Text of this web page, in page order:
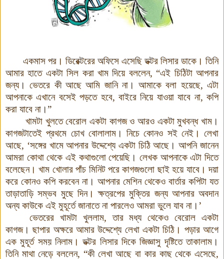
একমাস পর । ডিরেক্টরের অফিসে এসেছি ডক্টর লিসার ডাকে । তিনি
আমার হাতে একটা সিল করা খাম দিয়ে বললেন, “এই চিঠিটা আপনার
জন্য। ভেতরে কী আছে আমি জানি না।আমাকে বলা হয়েছে, এটা
আপনাকে এখানে বসেই পড়তে হবে, বাইরে নিয়ে যাওয়া যাবে না, কপি
করা যাবে না ।”
খামটা খুলতে বেরোল একটা কাগজ ও আরও একটা মুখবন্ধ খাম।
কাগজটাতেই প্রথমে চোখ বোলালাম। নিচে কোনও সই নেই। লেখা
আছে, ‘সঙ্গের খামে আপনার উদ্দেশ্যে একটা চিঠি আছে। আপনি জানেন
আমরা কোথা থেকে এই কথাগুলো পেয়েছি। লেখক আপনাকে এটা দিতে
বলেছেন। খাম খোলার পাঁচ মিনিট পরে কাগজগুলো ছাই হয়ে যাবে। দয়া
করে কোনও কপি করবেন না। আপনার মেশিন থেকেও বার্তার কপিটা যত
তাড়াতাড়ি সম্ভব মুছে দিন। ক্ষত্রপের মুক্তির জন্য আপনার অবদান
অন্য কাউকে এই মুহূর্তে জানাতে না পারলেও আমরা ভুলে যাব না।’
ভেতরের খামটা খুললাম, তার মধ্য থেকেও বেরোল একটা
কাগজ।ছাপার অক্ষরে আমার উদ্দেশ্যে লেখা একটা চিঠি। পড়ার আগে
এক মুহূর্ত সময় নিলাম। ডক্টর লিসার দিকে জিজ্ঞাসু দৃষ্টিতে তাকালাম।
তিনি মাথা নেড়ে বললেন, “কী লেখা আছে বা কার কাছ থেকে এসেছে,